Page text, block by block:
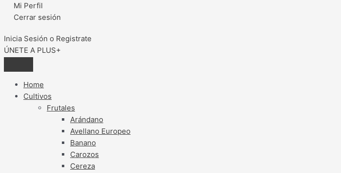
Mi Perfil
Cerrar sesión
Inicia Sesión o Registrate
ÚNETE A PLUS+
Home
Cultivos
Frutales
Arándano
Avellano Europeo
Banano
Carozos
Cereza